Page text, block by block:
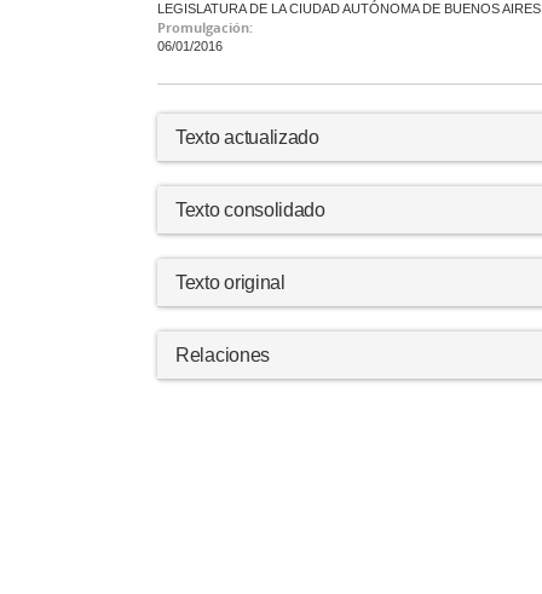
LEGISLATURA DE LA CIUDAD AUTÓNOMA DE BUENOS AIRES
Promulgación:
06/01/2016
Texto actualizado
Texto consolidado
Texto original
Relaciones